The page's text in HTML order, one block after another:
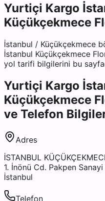
Yurtiçi Kargo
Küçükçekmece
İstanbul / Küçükçekmece
İstanbul Küçükçekmece
yol tarifi bilgilerini bu
Yurtiçi Kargo
Küçükçekmece
ve Telefon
Adres
İSTANBUL
1. İnönü Cd. Pakpen
İstanbul
Telefon